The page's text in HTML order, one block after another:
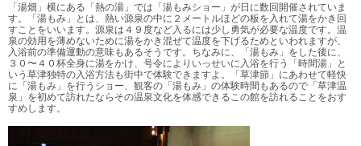
「湯畑」横にある「熱の湯」では「湯もみショー」が日に数回開催されていま
す。「湯もみ」とは、熱い源泉の中に２メートルほどの板を入れて湯をかき回
すことをいいます。源泉は４９度など入るには少し勇気が必要な温度です。温
泉の効用を薄めないために湯をかき混ぜて温度を下げるためといわれますが、
入浴前の準備運動の意味もあるそうです。ちなみに、「湯もみ」をした後に、
３０〜４０杯全身に湯をかけ、号令によりいっせいに入浴を行う「時間湯」と
いう草津独特の入浴方法も街中で体験できますよ。「草津節」にあわせて軽快
に「湯もみ」を行うショー、観客の「湯もみ」の体験時間もあるので「草津温
泉」を初めて訪れたならその温泉文化を体感できるこの館を訪れることをおす
すめします。